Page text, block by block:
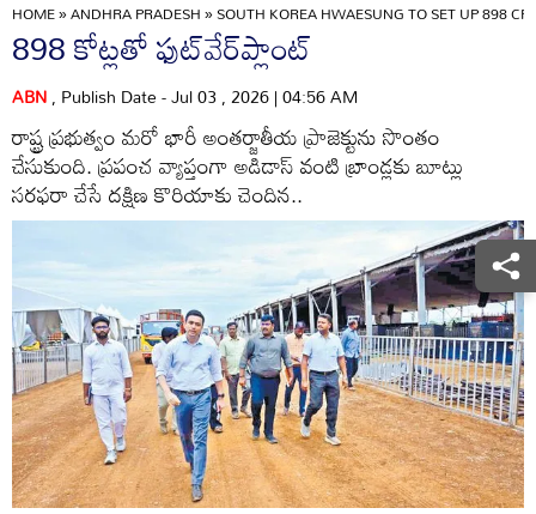
HOME»ANDHRA PRADESH»SOUTH KOREA HWAESUNG TO SET UP 898
898 కోట్లతో ఫుట్‌వేర్‌ప్లాంట్‌
ABN, Publish Date - Jul 03 , 2026 | 04:56 AM
రాష్ట్ర ప్రభుత్వం మరో భారీ అంతర్జాతీయ ప్రాజెక్టును సొంతం
చేసుకుంది. ప్రపంచ వ్యాప్తంగా అడిడాస్‌ వంటి బ్రాండ్లకు బూట్లు
సరఫరా చేసే దక్షిణ కొరియాకు చెందిన..